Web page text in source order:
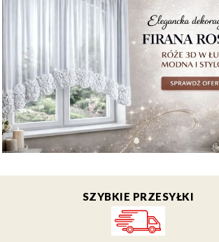
SZYBKIE PRZESYŁKI